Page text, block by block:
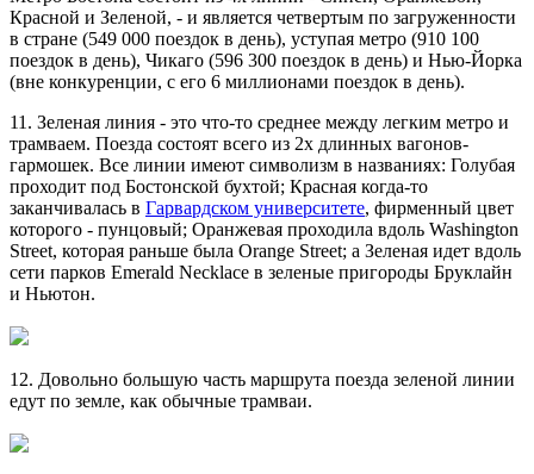
Красной и Зеленой, - и является четвертым по загруженности
в стране (549 000 поездок в день), уступая метро (910 100
поездок в день), Чикаго (596 300 поездок в день) и Нью-Йорка
(вне конкуренции, с его 6 миллионами поездок в день).
11. Зеленая линия - это что-то среднее между легким метро и
трамваем. Поезда состоят всего из 2х длинных вагонов-
гармошек. Все линии имеют символизм в названиях: Голубая
проходит под Бостонской бухтой; Красная когда-то
заканчивалась в Гарвардском университете, фирменный цвет
которого - пунцовый; Оранжевая проходила вдоль Washington
Street, которая раньше была Orange Street; а Зеленая идет вдоль
сети парков Emerald Necklace в зеленые пригороды Бруклайн
и Ньютон.
12. Довольно большую часть маршрута поезда зеленой линии
едут по земле, как обычные трамваи.